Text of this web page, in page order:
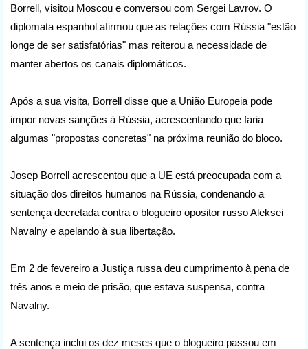
Borrell, visitou Moscou e conversou com Sergei Lavrov. O
diplomata espanhol afirmou que as relações com Rússia "estão
longe de ser satisfatórias" mas reiterou a necessidade de
manter abertos os canais diplomáticos.
Após a sua visita, Borrell disse que a União Europeia pode
impor novas sanções à Rússia, acrescentando que faria
algumas "propostas concretas" na próxima reunião do bloco.
Josep Borrell acrescentou que a UE está preocupada com a
situação dos direitos humanos na Rússia, condenando a
sentença decretada contra o blogueiro opositor russo Aleksei
Navalny e apelando à sua libertação.
Em 2 de fevereiro a Justiça russa deu cumprimento à pena de
três anos e meio de prisão, que estava suspensa, contra
Navalny.
A sentença inclui os dez meses que o blogueiro passou em